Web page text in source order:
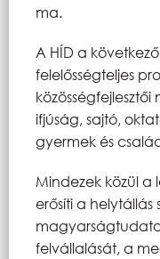
ma.
A HÍD a
felelősségteljes
ifjúság, sajtó,
gyermek és
Mindezek közül
erősíti a helytállás
felvállalását, a